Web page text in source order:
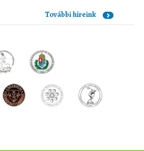
További híreink